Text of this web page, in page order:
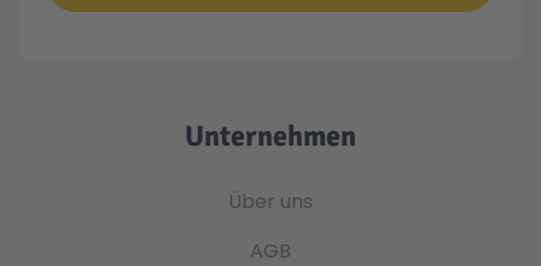
Unternehmen
Über uns
AGB